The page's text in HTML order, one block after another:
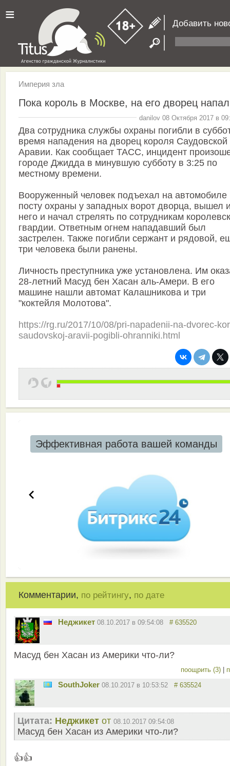
≡ Добавить
Империя зла
Пока король в Москве, на его дворец
danilov 08 Октября 2017 в
Два сотрудника службы охраны погибли в
время нападения на дворец короля Саудовской
Аравии. Как сообщает ТАСС, инцидент
городе Джидда в минувшую субботу в 3:25 по
местному времени.
Вооруженный человек подъехал на автомобиле
посту охраны у западных ворот дворца, вышел
него и начал стрелять по сотрудникам
гвардии. Ответным огнем нападавший был
застрелен. Также погибли сержант и рядовой,
три человека были ранены.
Личность преступника уже установлена. Им
28-летний Масуд бен Хасан аль-Амери. В его
машине нашли автомат Калашникова и три
"коктейля Молотова".
https://rg.ru/2017/10/08/pri-napadenii-na-dvorec-
saudovskoj-aravii-pogibli-ohranniki.html
Эффективная работа вашей команды
Комментарии, по рейтингу, по дате
Неджикет 08.10.2017 в 09:54:08 # 635520
Масуд бен Хасан из Америки что-ли?
поощрить (3)
SouthJoker 08.10.2017 в 10:53:52 # 635524
Цитата: Неджикет от 08.10.2017 09:54:08
Масуд бен Хасан из Америки что-ли?
👍👍